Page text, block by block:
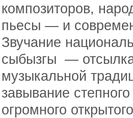
композиторов,
пьесы — и
Звучание
сыбызгы —
музыкальной
завывание
огромного